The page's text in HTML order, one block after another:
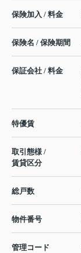
保険加入 / 料金
保険名 / 保険期間
保証会社 / 料金
特優賃
取引態様 /
賃貸区分
総戸数
物件番号
管理コード